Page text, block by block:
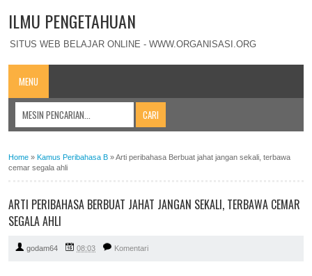
ILMU PENGETAHUAN
SITUS WEB BELAJAR ONLINE - WWW.ORGANISASI.ORG
MENU
Home » Kamus Peribahasa B »Arti peribahasa Berbuat jahat jangan sekali, terbawa
cemar segala ahli
ARTI PERIBAHASA BERBUAT JAHAT JANGAN SEKALI, TERBAWA CEMAR
SEGALA AHLI
godam64 08:03 Komentari